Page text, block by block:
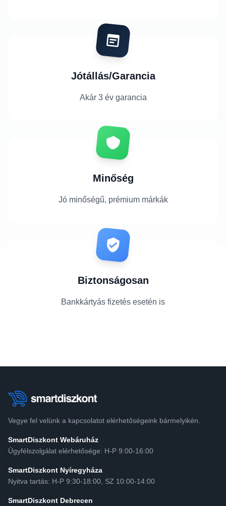
Jótállás/Garancia
Akár 3 év garancia
Minőség
Jó minőségű, prémium márkák
Biztonságosan
Bankkártyás fizetés esetén is
Vegye fel velünk a kapcsolatot elérhetőségeink bármelyikén.
SmartDiszkont Webáruház
Ügyfélszolgálat elérhetősége: H-P 9:00-16:00
SmartDiszkont Nyíregyháza
Nyitva tartás: H-P 9:30-18:00, SZ 10:00-14:00
SmartDiszkont Debrecen